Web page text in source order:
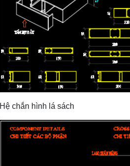
Hệ chắn hình lá sách